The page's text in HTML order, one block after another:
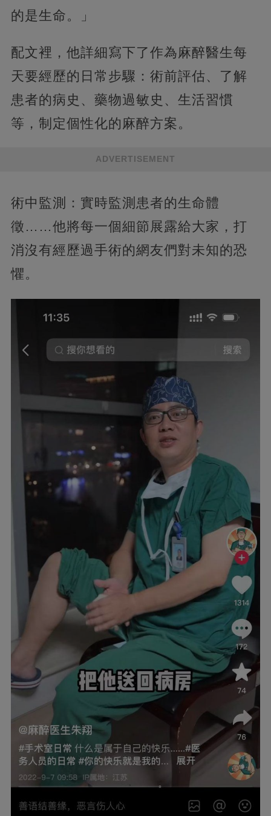
的是生命。」
配文裡，他詳細寫下了作為麻醉醫生每
天要經歷的日常步驟：術前評估、了解
患者的病史、藥物過敏史、生活習慣
等，制定個性化的麻醉方案。
ADVERTISEMENT
術中監測：實時監測患者的生命體
徵……他將每一個細節展露給大家，打
消沒有經歷過手術的網友們對未知的恐
懼。